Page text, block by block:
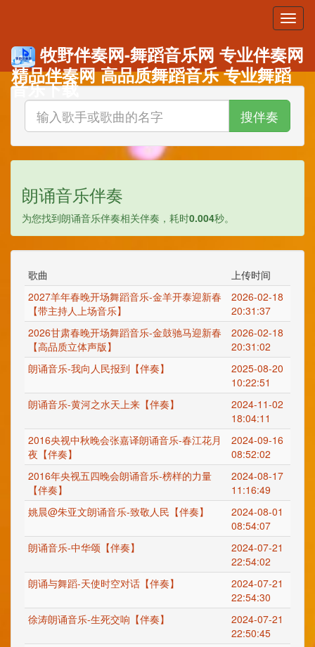
牧野伴奏网-舞蹈音乐网 专业伴奏网
精品伴奏网 高品质舞蹈音乐 专业舞蹈
音乐下载
搜伴奏
朗诵音乐伴奏
为您找到朗诵音乐伴奏相关伴奏，耗时0.004秒。
歌曲
上传时间
2027羊年春晚开场舞蹈音乐-金羊开泰迎新春
【带主持人上场音乐】
2026-02-18
20:31:37
2026甘肃春晚开场舞蹈音乐-金鼓驰马迎新春
【高品质立体声版】
2026-02-18
20:31:02
朗诵音乐-我向人民报到【伴奏】
2025-08-20
10:22:51
朗诵音乐-黄河之水天上来【伴奏】
2024-11-02
18:04:11
2016央视中秋晚会张嘉译朗诵音乐-春江花月
夜【伴奏】
2024-09-16
08:52:02
2016年央视五四晚会朗诵音乐-榜样的力量
【伴奏】
2024-08-17
11:16:49
姚晨@朱亚文朗诵音乐-致敬人民【伴奏】
2024-08-01
08:54:07
朗诵音乐-中华颂【伴奏】
2024-07-21
22:54:02
朗诵与舞蹈-天使时空对话【伴奏】
2024-07-21
22:54:30
徐涛朗诵音乐-生死交响【伴奏】
2024-07-21
22:50:45